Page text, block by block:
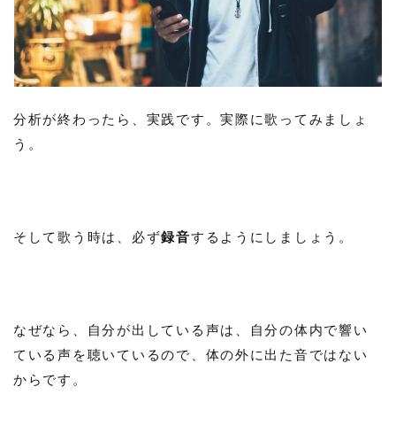
分析が終わったら、実践です。実際に歌ってみましょ
う。
そして歌う時は、必ず録音するようにしましょう。
なぜなら、自分が出している声は、自分の体内で響い
ている声を聴いているので、体の外に出た音ではない
からです。